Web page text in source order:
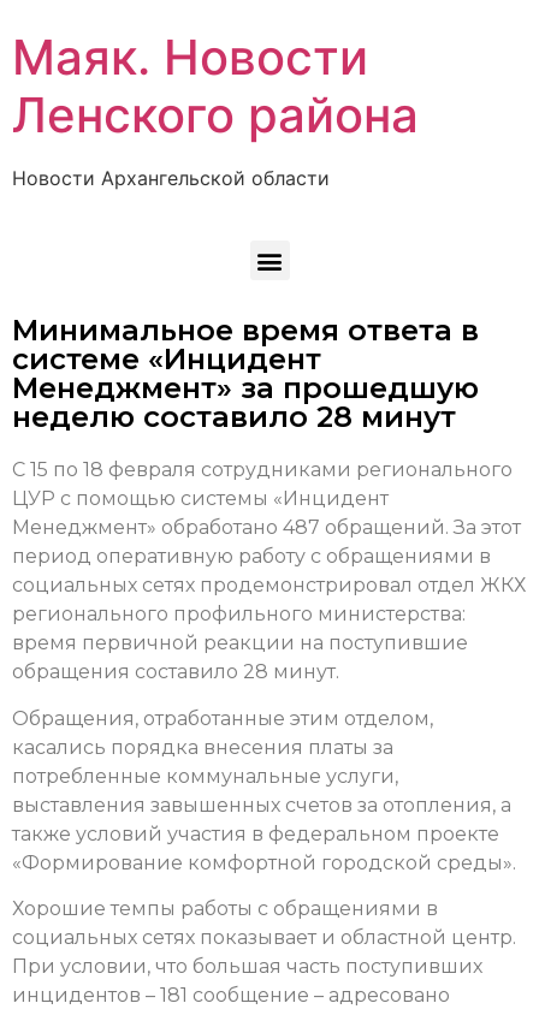
Маяк. Новости
Ленского района
Новости Архангельской области
Минимальное время ответа в
системе «Инцидент
Менеджмент» за прошедшую
неделю составило 28 минут
С 15 по 18 февраля сотрудниками регионального
ЦУР с помощью системы «Инцидент
Менеджмент» обработано 487 обращений. За этот
период оперативную работу с обращениями в
социальных сетях продемонстрировал отдел ЖКХ
регионального профильного министерства:
время первичной реакции на поступившие
обращения составило 28 минут.
Обращения, отработанные этим отделом,
касались порядка внесения платы за
потребленные коммунальные услуги,
выставления завышенных счетов за отопления, а
также условий участия в федеральном проекте
«Формирование комфортной городской среды».
Хорошие темпы работы с обращениями в
социальных сетях показывает и областной центр.
При условии, что большая часть поступивших
инцидентов – 181 сообщение – адресовано